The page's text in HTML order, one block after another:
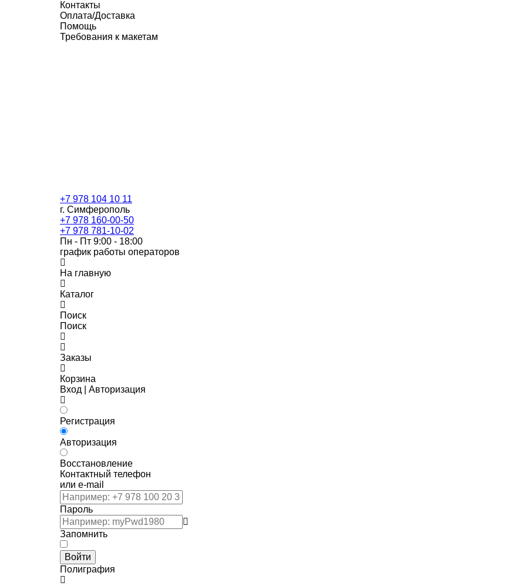
Контакты
Оплата/Доставка
Помощь
Требования к макетам
+7 978 104 10 11
г. Симферополь
+7 978 160-00-50
+7 978 781-10-02
Пн - Пт 9:00 - 18:00
график работы операторов
На главную
Каталог
Поиск
Поиск
Заказы
Корзина
Вход | Авторизация
Регистрация
Авторизация
Восстановление
Контактный телефон
или e-mail
Пароль
Запомнить
Войти
Полиграфия